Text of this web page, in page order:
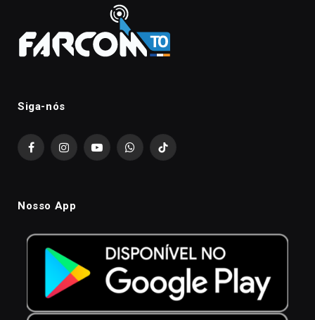
Siga-nós
FacebookInstagramYouTubeWhatsAppTikTok
Nosso App